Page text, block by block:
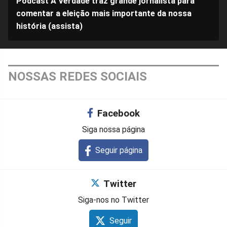
comentar a eleição mais importante da nossa
história (assista)
NOSSAS REDES SOCIAIS
Facebook
Siga nossa página
Seguir página
Twitter
Siga-nos no Twitter
Seguir